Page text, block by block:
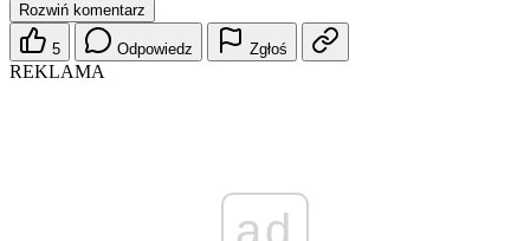
Rozwiń komentarz
5 Odpowiedz Zgłoś
REKLAMA
ad